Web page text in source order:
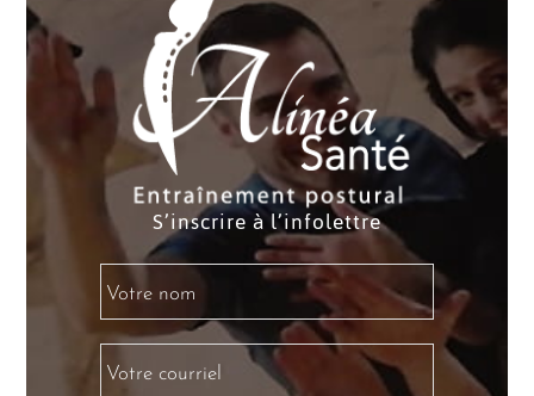
S’inscrire à l’infolettre